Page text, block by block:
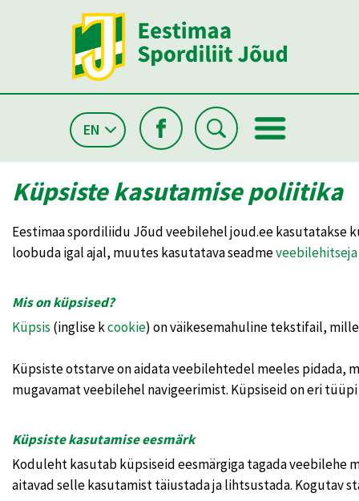
EN
Küpsiste kasutamise poliitika
Eestimaa spordiliidu Jõud veebilehel joud.ee kasutatakse
loobuda igal ajal, muutes kasutatava seadmeveebilehitseja
Mis on küpsised?
Küpsis (inglise kcookie) on väikesemahuline tekstifail,
Küpsiste otstarve on aidata veebilehtedel meeles pidada,
mugavamat veebilehel navigeerimist. Küpsiseid on eri
Küpsiste kasutamise eesmärk
Koduleht kasutab küpsiseid eesmärgiga tagada veebilehe
aitavad selle kasutamist täiustada ja lihtsustada. Kogutav